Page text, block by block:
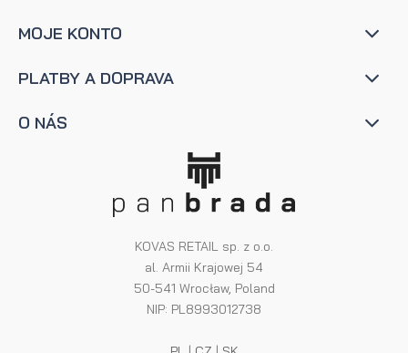
MOJE KONTO
PLATBY A DOPRAVA
O NÁS
KOVAS RETAIL sp. z o.o.
al. Armii Krajowej 54
50-541 Wrocław, Poland
NIP: PL8993012738